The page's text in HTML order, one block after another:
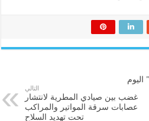
التالي
غضب بين صيادي المطرية لانتشار
عصابات سرقة المواتير والمراكب
تحت تهديد السلاح